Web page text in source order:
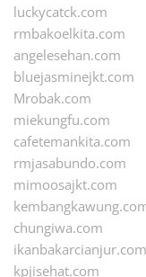
luckycatck.com
rmbakoelkita.com
angelesehan.com
bluejasminejkt.com
Mrobak.com
miekungfu.com
cafetemankita.com
rmjasabundo.com
mimoosajkt.com
chungiwa.com
ikanbakarcianjur.com
kpjisehat.com